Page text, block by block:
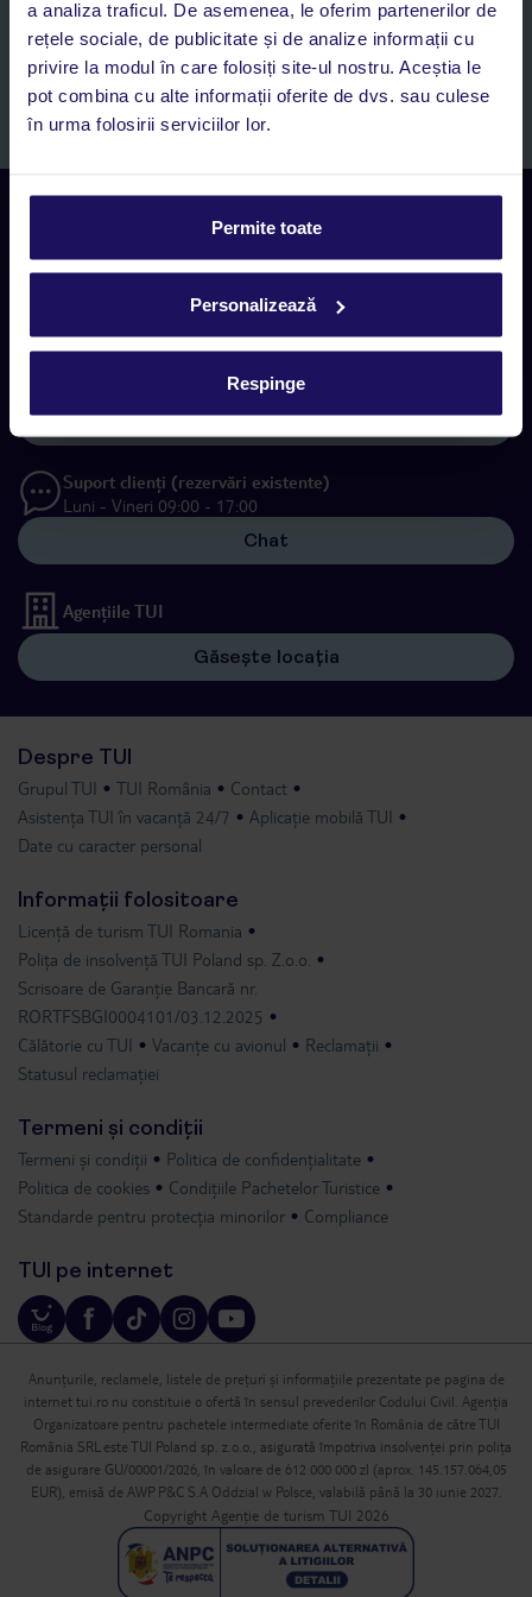
a analiza traficul. De asemenea, le oferim partenerilor de
rețele sociale, de publicitate și de analize informații cu
privire la modul în care folosiți site-ul nostru. Aceștia le
pot combina cu alte informații oferite de dvs. sau culese
în urma folosirii serviciilor lor.
Permite toate
Personalizează
Respinge
„Informații privind prelucrarea datelor cu caracter
personal”, prin mijloace electronice de comunicare (e-mail),
inclusiv utilizarea așa-numitelor sisteme de apelare automată.
Înscrieți-vă
Contact
Luni - Vineri 09:00 - 17:00
0318 103 000, tasta 1
Luni - Vineri 09:00 - 17:00
0318 103 000, tasta 2
Suport clienți (rezervări existente)
Luni - Vineri 09:00 - 17:00
Chat
Agențiile TUI
Găsește locația
Despre TUI
Grupul TUI TUI România
Contact
Asistența TUI în vacanță 24/7
Aplicație mobilă TUI
Date cu caracter personal
Informații folositoare
Licență de turism TUI Romania
Polița de insolvență TUI Poland sp. Z.o.o.
Scrisoare de Garanție Bancară nr.
RORTFSBGI0004101/03.12.2025
Călătorie cu TUI
Vacanțe cu avionul
Reclamații
Statusul reclamației
Termeni și condiții
Termeni și condiții
Politica de confidențialitate
Politica de cookies
Condițiile Pachetelor Turistice
Standarde pentru protecția minorilor
Compliance
TUI pe internet
Anunțurile, reclamele, listele de prețuri și informațiile prezentate pe pagina de
internet tui.ro nu constituie o ofertă în sensul prevederilor Codului Civil. Agenția
Organizatoare pentru pachetele intermediate oferite în România de către TUI
România SRL este TUI Poland sp. z.o.o., asigurată împotriva insolvenței prin polița
de asigurare GU/00001/2026, în valoare de 612 000 000 zl (aprox. 145.157.064,05
EUR), emisă de AWP P&C S.A Oddzial w Polsce, valabilă până la 30 iunie 2027.
Copyright Agenție de turism TUI 2026